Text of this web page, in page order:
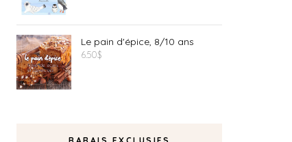
Le pain d'épice, 8/10 ans
6.50$